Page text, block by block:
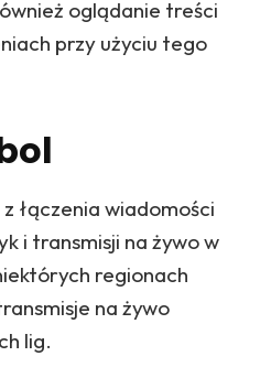
oglądanie treści
przy użyciu tego
łączenia wiadomości
i transmisji na żywo w
regionach
na żywo
lig.